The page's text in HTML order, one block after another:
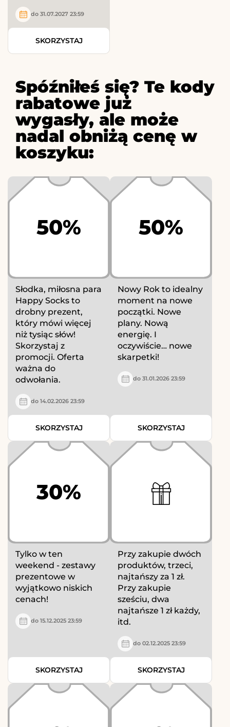
do 31.07.2027 23:59
SKORZYSTAJ
Spóźniłeś się? Te kody
rabatowe już
wygasły, ale może
nadal obniżą cenę w
koszyku:
50%
Słodka, miłosna para
Happy Socks to
drobny prezent,
który mówi więcej
niż tysiąc słów!
Skorzystaj z
promocji. Oferta
ważna do
odwołania.
do 14.02.2026 23:59
SKORZYSTAJ
50%
Nowy Rok to idealny
moment na nowe
początki. Nowe
plany. Nową
energię. I
oczywiście… nowe
skarpetki!
do 31.01.2026 23:59
SKORZYSTAJ
30%
Tylko w ten
weekend - zestawy
prezentowe w
wyjątkowo niskich
cenach!
do 15.12.2025 23:59
SKORZYSTAJ
Przy zakupie dwóch
produktów, trzeci,
najtańszy za 1 zł.
Przy zakupie
sześciu, dwa
najtańsze 1 zł każdy,
itd.
do 02.12.2025 23:59
SKORZYSTAJ